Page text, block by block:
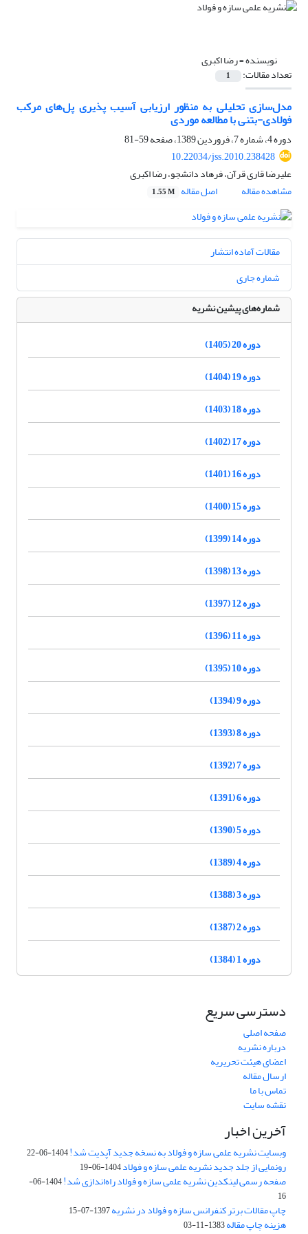
نویسنده =رضا اکبری
تعداد مقالات: 1
مدل‌سازی تحلیلی به منظور ارزیابی آسیب پذیری پل‌های مرکب
فولادی-بتنی با مطالعه موردی
دوره 4، شماره 7، فروردین 1389، صفحه
59-81
10.22034/jss.2010.238428
علیرضا قاری قرآن، فرهاد دانشجو، رضا اکبری
مشاهده مقاله
اصل مقاله 1.55 M
مقالات آماده انتشار
شماره جاری
شماره‌های پیشین نشریه
دوره 20 (1405)
دوره 19 (1404)
دوره 18 (1403)
دوره 17 (1402)
دوره 16 (1401)
دوره 15 (1400)
دوره 14 (1399)
دوره 13 (1398)
دوره 12 (1397)
دوره 11 (1396)
دوره 10 (1395)
دوره 9 (1394)
دوره 8 (1393)
دوره 7 (1392)
دوره 6 (1391)
دوره 5 (1390)
دوره 4 (1389)
دوره 3 (1388)
دوره 2 (1387)
دوره 1 (1384)
دسترسی سریع
صفحه اصلی
درباره نشریه
اعضای هیئت تحریریه
ارسال مقاله
تماس با ما
نقشه سایت
آخرین اخبار
وبسایت نشریه علمی سازه و فولاد به نسخه جدید آپدیت شد!1404-06-22
رونمایی از جلد جدید نشریه علمی سازه و فولاد1404-06-19
صفحه رسمی لینکدین نشریه علمی سازه و فولاد راه‌اندازی شد!
1404-06-
16
چاپ مقالات برتر کنفرانس سازه و فولاد در نشریه1397-07-15
هزینه چاپ مقاله1383-11-03